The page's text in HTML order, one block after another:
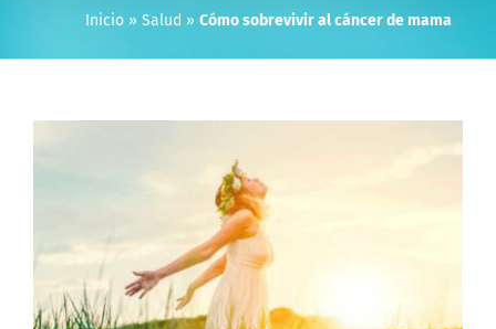
Inicio » Salud » Cómo sobrevivir al cáncer de mama